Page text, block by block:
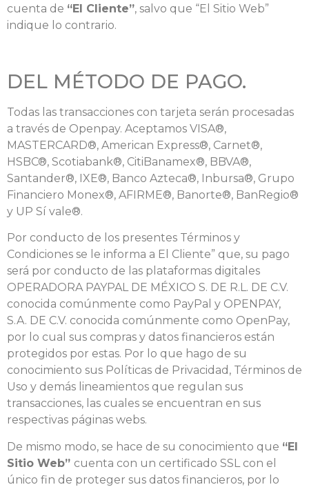
cuenta de “El Cliente”, salvo que “El Sitio Web”
indique lo contrario.
DEL MÉTODO DE PAGO.
Todas las transacciones con tarjeta serán procesadas
a través de Openpay. Aceptamos VISA®,
MASTERCARD®, American Express®, Carnet®,
HSBC®, Scotiabank®, CitiBanamex®, BBVA®,
Santander®, IXE®, Banco Azteca®, Inbursa®, Grupo
Financiero Monex®, AFIRME®, Banorte®, BanRegio®
y UP Sí vale®.
Por conducto de los presentes Términos y
Condiciones se le informa a El Cliente” que, su pago
será por conducto de las plataformas digitales
OPERADORA PAYPAL DE MÉXICO S. DE R.L. DE C.V.
conocida comúnmente como PayPal y OPENPAY,
S.A. DE C.V. conocida comúnmente como OpenPay,
por lo cual sus compras y datos financieros están
protegidos por estas. Por lo que hago de su
conocimiento sus Políticas de Privacidad, Términos de
Uso y demás lineamientos que regulan sus
transacciones, las cuales se encuentran en sus
respectivas páginas webs.
De mismo modo, se hace de su conocimiento que “El
Sitio Web” cuenta con un certificado SSL con el
único fin de proteger sus datos financieros, por lo